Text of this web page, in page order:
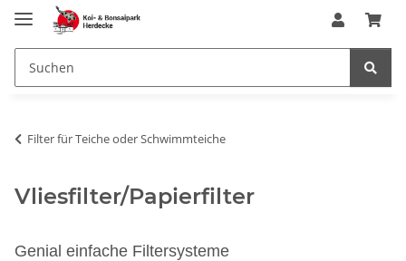
Filter für Teiche oder Schwimmteiche
Vliesfilter/Papierfilter
Genial einfache Filtersysteme